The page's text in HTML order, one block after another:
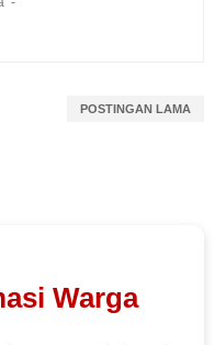
POSTINGAN LAMA
Warga